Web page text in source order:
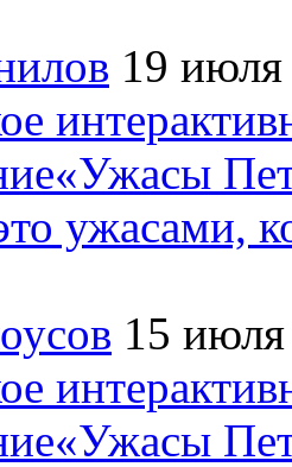
19
ужасами,
15